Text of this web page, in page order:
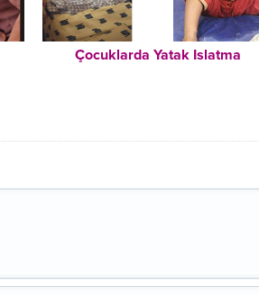
Çocuklarda Yatak Islatma